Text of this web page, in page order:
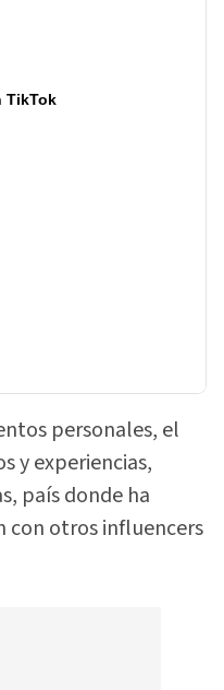
TikTok
personales, el
y experiencias,
país donde ha
con otros influencers